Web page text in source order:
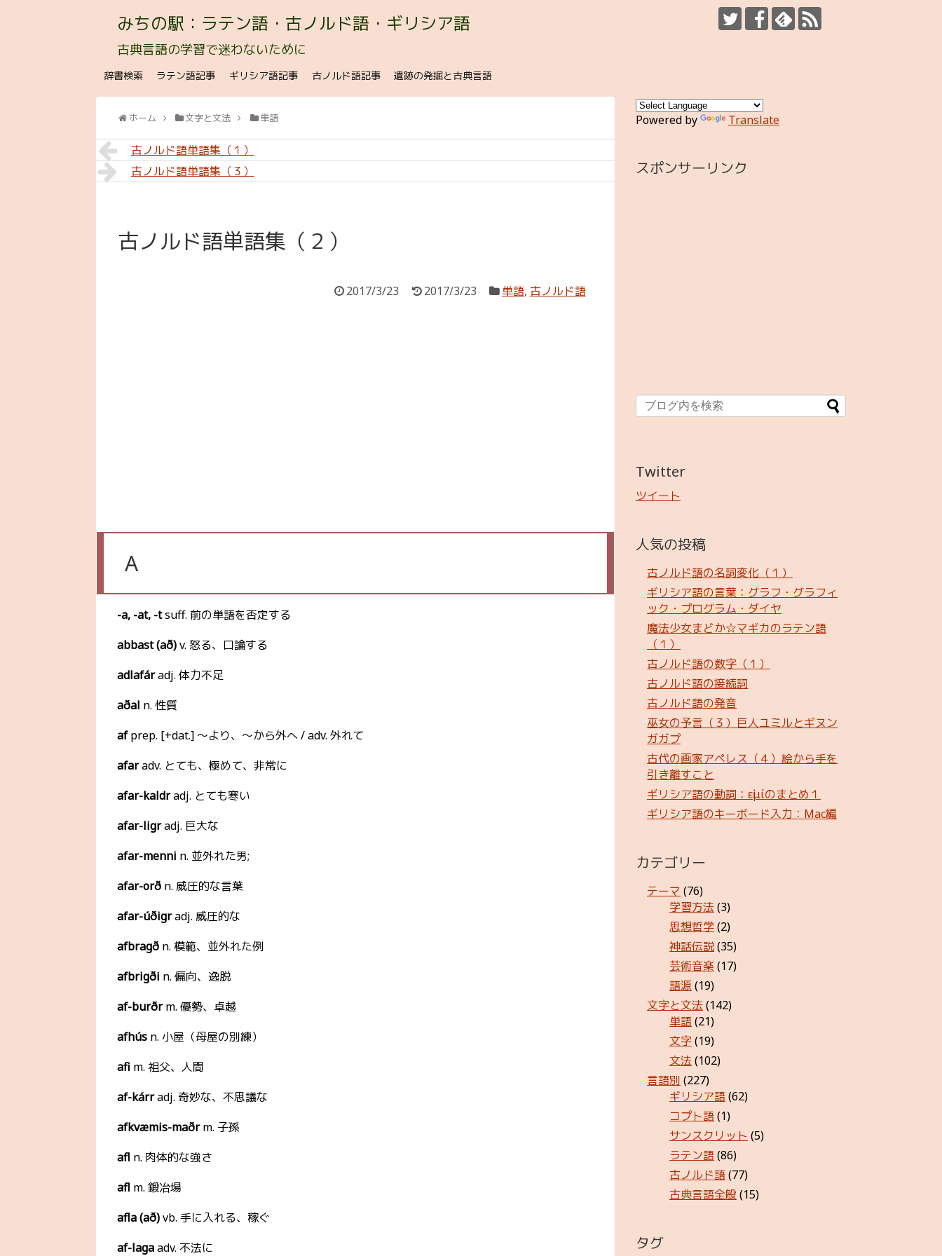
みちの駅：ラテン語・古ノルド語・ギリシア語
古典言語の学習で迷わないために
辞書検索 ラテン語記事 ギリシア語記事 古ノルド語記事 遺跡の発掘と古典言語
ホーム 文字と文法 単語
古ノルド語単語集（１）
古ノルド語単語集（３）
古ノルド語単語集（２）
2017/3/23 2017/3/23 単語, 古ノルド語
A
-a, -at, -tsuff. 前の単語を否定する
abbast (að)v. 怒る、口論する
adlafáradj. 体力不足
aðal n. 性質
afprep. [+dat.] 〜より、〜から外へ / adv. 外れて
afaradv. とても、極めて、非常に
afar-kaldradj. とても寒い
afar-ligradj. 巨大な
afar-menni n. 並外れた男;
afar-orð n. 威圧的な言葉
afar-úðigradj. 威圧的な
afbragð n. 模範、並外れた例
afbrigði n. 偏向、逸脱
af-burðrm. 優勢、卓越
afhús n. 小屋（母屋の別練）
afi m. 祖父、人間
af-kárradj. 奇妙な、不思議な
afkvæmis-maðrm. 子孫
afl n. 肉体的な強さ
afl m. 鍛冶場
afla (að)vb. 手に入れる、稼ぐ
af-lagaadv. 不法に
Powered by Translate
スポンサーリンク
Twitter
ツイート
人気の投稿
古ノルド語の名詞変化（１）
ギリシア語の言葉：グラフ・グラフィ
ック・プログラム・ダイヤ
魔法少女まどか☆マギカのラテン語
（１）
古ノルド語の数字（１）
古ノルド語の接続詞
古ノルド語の発音
巫女の予言（３）巨人ユミルとギヌン
ガガプ
古代の画家アペレス（４）絵から手を
引き離すこと
ギリシア語の動詞：εἰμίのまとめ１
ギリシア語のキーボード入力：Mac編
カテゴリー
テーマ (76)
学習方法 (3)
思想哲学(2)
神話伝説(35)
芸術音楽 (17)
語源 (19)
文字と文法 (142)
単語(21)
文字(19)
文法 (102)
言語別 (227)
ギリシア語(62)
コプト語(1)
サンスクリット (5)
ラテン語(86)
古ノルド語(77)
古典言語全般 (15)
タグ